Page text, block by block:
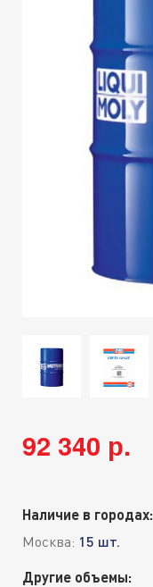
92 340 р.
Наличие в городах:
Москва: 15 шт.
Другие объемы: